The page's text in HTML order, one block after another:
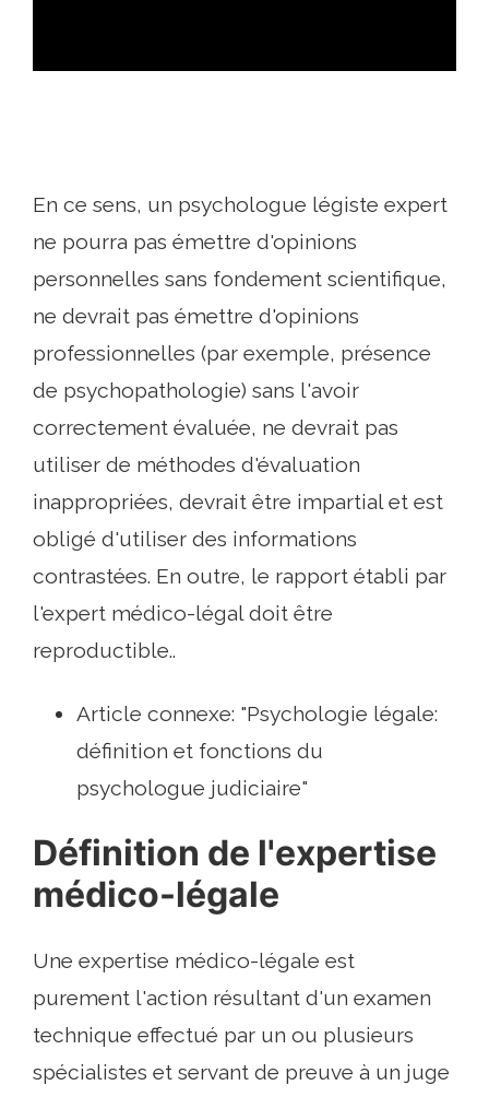
En ce sens, un psychologue légiste expert
ne pourra pas émettre d'opinions
personnelles sans fondement scientifique,
ne devrait pas émettre d'opinions
professionnelles (par exemple, présence
de psychopathologie) sans l'avoir
correctement évaluée, ne devrait pas
utiliser de méthodes d'évaluation
inappropriées, devrait être impartial et est
obligé d'utiliser des informations
contrastées. En outre, le rapport établi par
l'expert médico-légal doit être
reproductible..
Article connexe: "Psychologie légale:
définition et fonctions du
psychologue judiciaire"
Définition de l'expertise
médico-légale
Une expertise médico-légale est
purement l'action résultant d'un examen
technique effectué par un ou plusieurs
spécialistes et servant de preuve à un juge